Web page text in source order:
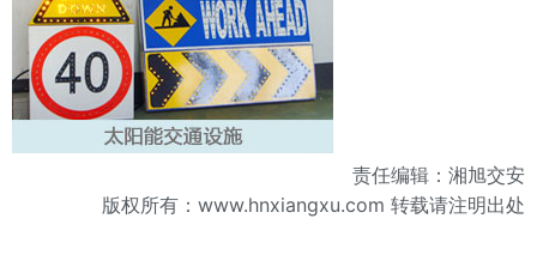
责任编辑：湘旭交安
版权所有： www.hnxiangxu.com 转载请注明出处